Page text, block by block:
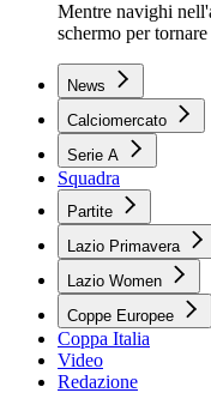
Mentre navighi
schermo per
News
Calciomercato
Serie A
Squadra
Partite
Lazio Primavera
Lazio Women
Coppe Europee
Coppa Italia
Video
Redazione